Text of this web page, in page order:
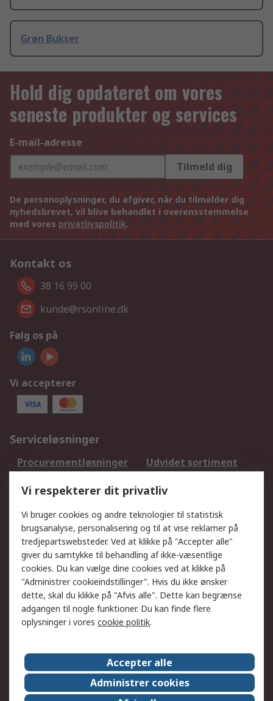
Grøn Bukser
Hold dig opdateret om vores
seneste produkter og services
E-mail-adresse
Tilmeld dig
De personoplysninger, du afgiver, når du tilmelder dig
nyhedsbrevet, vil blive behandlet i overensstemmelse
med vores privatlivspolitik.
Kontakt os
38 16 99 00
kunde@rsonline.dk
Følg os på
Vi accepterer
Serviceløsninger
Procurementløsninger
Udvidet sortiment
DesignSpark
Teknisk Support
Dit lokale salgsteam
Eksportløsninger
Support
Få hjælp
Returnering
Levering
Spor min ordre
Fakturakopi
Betalingsmuligheder
Fordele med Mit RS
Okdo
Om RS
Salgsbetingelser
Det juridiske
Pressecenter
Vi respekterer dit privatliv
Vi bruger cookies og andre teknologier til statistisk
brugsanalyse, personalisering og til at vise reklamer på
tredjepartswebsteder. Ved at klikke på "Accepter alle"
giver du samtykke til behandling af ikke-væsentlige
cookies. Du kan vælge dine cookies ved at klikke på
"Administrer cookieindstillinger". Hvis du ikke ønsker
dette, skal du klikke på "Afvis alle". Dette kan begrænse
adgangen til nogle funktioner. Du kan finde flere
oplysninger i vores cookie politik.
Accepter alle
Administrer cookies